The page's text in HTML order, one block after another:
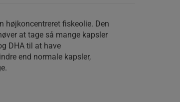
højkoncentreret fiskeolie. Den
at tage så mange kapsler
DHA til at have
end normale kapsler,